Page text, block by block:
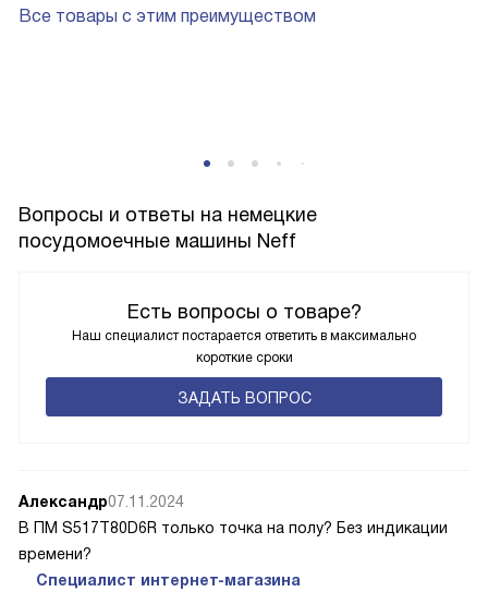
Все товары с этим преимуществом
Вопросы и ответы на немецкие
посудомоечные машины Neff
Есть вопросы о товаре?
Наш специалист постарается ответить в максимально
короткие сроки
ЗАДАТЬ ВОПРОС
Александр07.11.2024
В ПМ S517T80D6R только точка на полу? Без индикации
времени?
Специалист интернет-магазина